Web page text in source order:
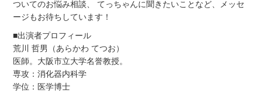
ついてのお悩み相談、 てっちゃんに聞きたいことなど、メッセ
ージもお待ちしています！
■出演者プロフィール
荒川 哲男（あらかわ てつお）
医師。大阪市立大学名誉教授。
専攻：消化器内科学
学位：医学博士